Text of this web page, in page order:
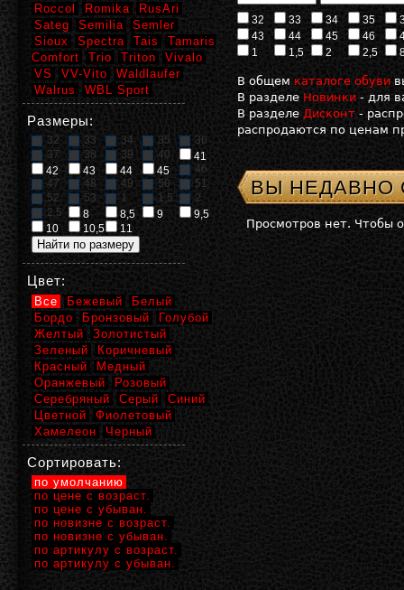
32 33 34 35
43
44 45 46
1
1,5 2 2,5
В общем каталоге обуви
В разделе Новинки - для
В разделе Дисконт-
распродаются по ценам
ВЫ НЕДАВНО
Просмотров нет. Чтобы
Roccol
Romika
RusAri
Sateg
Semilia
Semler
Sioux
Spectra Tais
Tamaris
Comfort
Trio Triton
Vivalo
VS
VV-Vito
Waldlaufer
Walrus
WBL Sport
Размеры:
32 33 34 35
36
37
38 39 40
41
42
43 44 45
46
47
48 49 50
51
52
53 1 1,5
2
2,5
8 8,5 9
9,5
10
10,5 11
Цвет:
Все Бежевый
Белый
Бордо
Бронзовый
Голубой
Желтый
Золотистый
Зеленый
Коричневый
Красный
Медный
Оранжевый
Розовый
Серебряный
Серый
Синий
Цветной
Фиолетовый
Хамелеон
Черный
Сортировать:
по умолчанию
по цене с возраст.
по цене с убыван.
по новизне с возраст.
по новизне с убыван.
по артикулу с возраст.
по артикулу с убыван.